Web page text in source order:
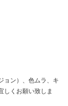
ン）、色ムラ、キ
しくお願い致しま